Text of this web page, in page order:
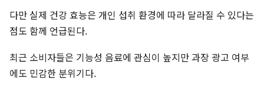
다만 실제 건강 효능은 개인 섭취 환경에 따라 달라질 수 있다는
점도 함께 언급된다.
최근 소비자들은 기능성 음료에 관심이 높지만 과장 광고 여부
에도 민감한 분위기다.